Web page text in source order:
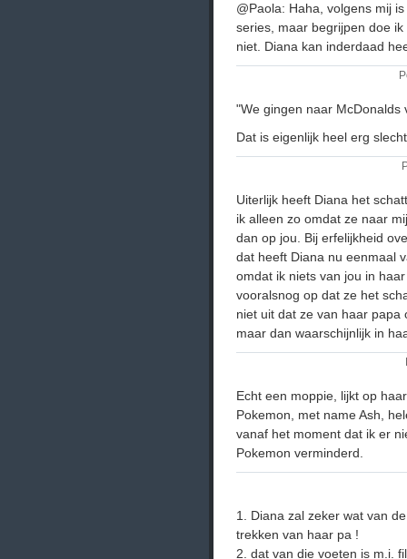
@Paola: Haha, volgens mij
series, maar begrijpen doe
niet. Diana kan inderdaad
"We gingen naar McDonalds
Dat is eigenlijk heel erg
Uiterlijk heeft Diana het
ik alleen zo omdat ze naar
dan op jou. Bij erfelijkheid
dat heeft Diana nu eenmaal
omdat ik niets van jou in
vooralsnog op dat ze het
niet uit dat ze van haar papa
maar dan waarschijnlijk in
Echt een moppie, lijkt op
Pokemon, met name Ash,
vanaf het moment dat ik er
Pokemon verminderd.
1. Diana zal zeker wat van
trekken van haar pa !
2. dat van die voeten is m.i.